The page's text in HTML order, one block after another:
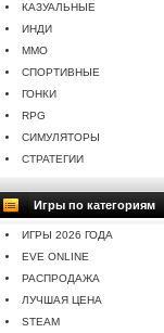
КАЗУАЛЬНЫЕ
ИНДИ
MMO
СПОРТИВНЫЕ
ГОНКИ
RPG
СИМУЛЯТОРЫ
СТРАТЕГИИ
Игры по категориям
ИГРЫ 2026 ГОДА
EVE ONLINE
РАСПРОДАЖА
ЛУЧШАЯ ЦЕНА
STEAM